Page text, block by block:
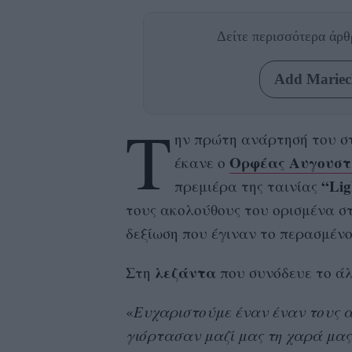
Δείτε περισσότερα
Add
Τ ην πρώτη ανάρτησή του
έκανε ο Ορφέας
πρεμιέρα της ταινίας
τους ακολούθους του ορισμένα
δεξίωση που έγιναν το
Στη λεζάνταπου συνόδευε το
«Ευχαριστούμε έναν έναν τους
γιόρτασαν μαζί μας τη χαρά